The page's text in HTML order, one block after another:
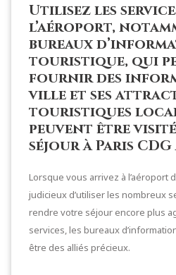
Utilisez les
l’aéroport,
bureaux
touristique, qui
fournir des
ville et ses
touristiques
peuvent être
séjour à Paris
Lorsque vous arrivez à l’aéroport
judicieux d’utiliser les nombreux
rendre votre séjour encore plus
services, les bureaux
être des alliés précieux.